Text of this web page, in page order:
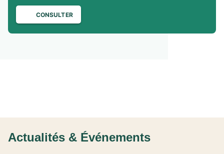
CONSULTER
Actualités & Événements